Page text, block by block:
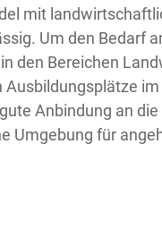
mit
Um den Bedarf
den Bereichen
Anbindung an
Umgebung für